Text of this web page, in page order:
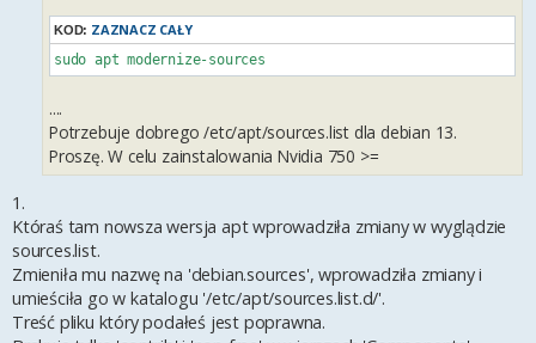
KOD: ZAZNACZ CAŁY
sudo apt modernize-sources
....
Potrzebuje dobrego /etc/apt/sources.list dla debian 13.
Proszę. W celu zainstalowania Nvidia 750 >=
1.
Któraś tam nowsza wersja apt wprowadziła zmiany w wyglądzie
sources.list.
Zmieniła mu nazwę na 'debian.sources', wprowadziła zmiany i
umieściła go w katalogu '/etc/apt/sources.list.d/'.
Treść pliku który podałeś jest poprawna.